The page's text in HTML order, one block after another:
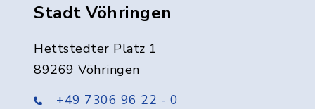
Stadt Vöhringen
Hettstedter Platz 1
89269 Vöhringen
+49 7306 96 22 - 0